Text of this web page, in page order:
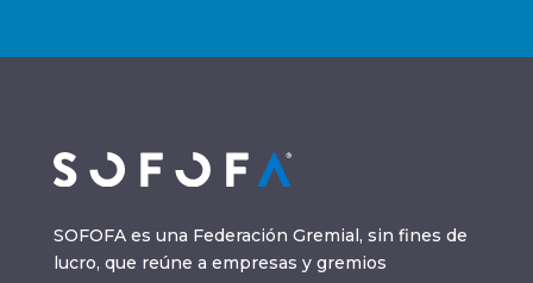
SOFOFA es una Federación Gremial, sin fines de
lucro, que reúne a empresas y gremios